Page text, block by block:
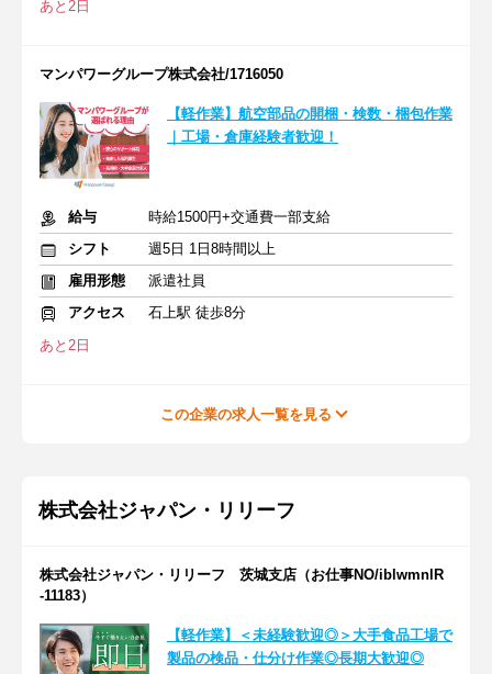
あと2日
マンパワーグループ株式会社/1716050
【軽作業】航空部品の開梱・検数・梱包作業
｜工場・倉庫経験者歓迎！
給与
時給1500円+交通費一部支給
シフト
週5日 1日8時間以上
雇用形態
派遣社員
アクセス
石上駅 徒歩8分
あと2日
この企業の求人一覧を見る
株式会社ジャパン・リリーフ
株式会社ジャパン・リリーフ 茨城支店（お仕事NO/iblwmnlR
-11183）
【軽作業】＜未経験歓迎◎＞大手食品工場で
製品の検品・仕分け作業◎長期大歓迎◎